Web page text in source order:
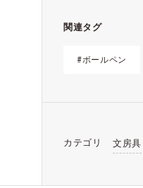
関連タグ
#ボールペン
カテゴリ 文房具